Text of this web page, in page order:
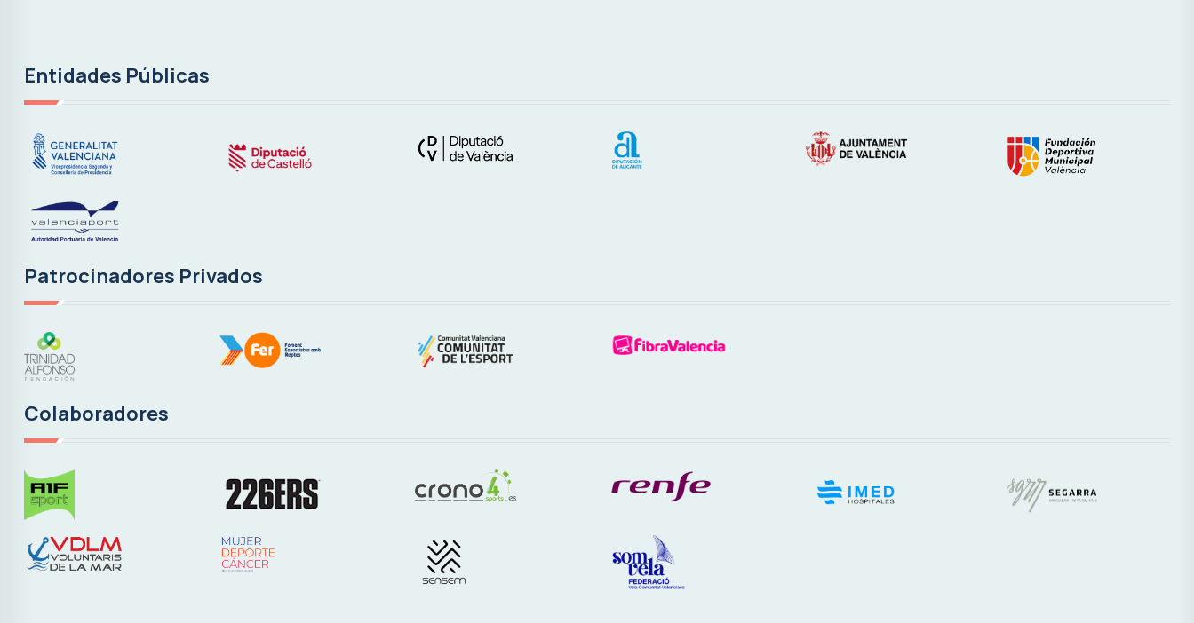
Entidades Públicas
Patrocinadores Privados
Colaboradores